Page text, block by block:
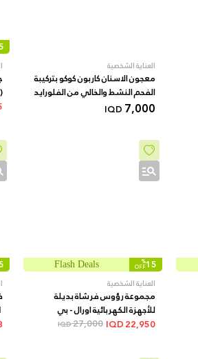
العناية الشخصية
معجون الاسنان كاربون كوكو بتركيبة
الفحم النشط والخالي من الفلورايد
7,000
IQD
15
%
OFF
Flash Deals
العناية الشخصية
مجموعة رؤوس فرشاة بديلة
للأجهزة الكهربائية اورال - بي
EB10S 2K FFS.BO
22,950
27,000
IQD